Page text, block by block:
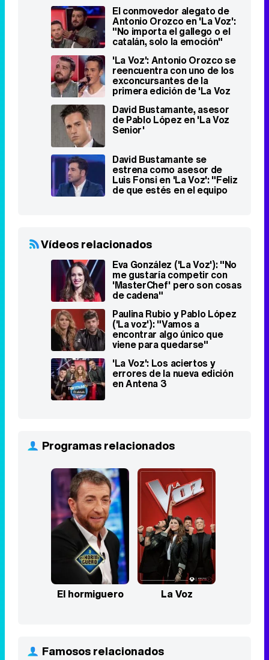
El conmovedor alegato de
Antonio Orozco en 'La Voz':
"No importa el gallego o el
catalán, solo la emoción"
'La Voz': Antonio Orozco se
reencuentra con uno de los
exconcursantes de la
primera edición de 'La Voz
Kids'
David Bustamante, asesor
de Pablo López en 'La Voz
Senior'
David Bustamante se
estrena como asesor de
Luis Fonsi en 'La Voz': "Feliz
de que estés en el equipo
ganador"
Vídeos relacionados
Eva González ('La Voz'): "No
me gustaría competir con
'MasterChef' pero son cosas
de cadena"
Paulina Rubio y Pablo López
('La voz'): "Vamos a
encontrar algo único que
viene para quedarse"
'La Voz': Los aciertos y
errores de la nueva edición
en Antena 3
Programas relacionados
El hormiguero La Voz
Famosos relacionados